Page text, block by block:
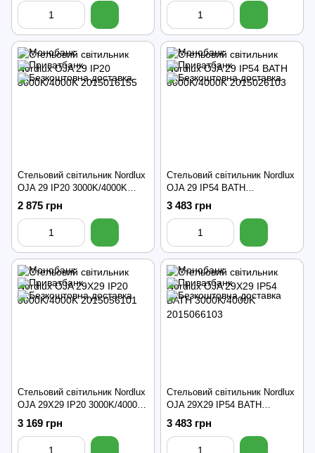
Стельовий світильник Nordlux
OJA 29 IP20 3000K/4000K
2015016155
2 875 грн
Стельовий світильник Nordlux
OJA 29 IP54 BATH
3000K/4000K 2015026103
3 483 грн
Стельовий світильник Nordlux
OJA 29X29 IP20 3000K/4000K
2015056101
3 169 грн
Стельовий світильник Nordlux
OJA 29X29 IP54 BATH
3000K/4000K 2015066103
3 483 грн